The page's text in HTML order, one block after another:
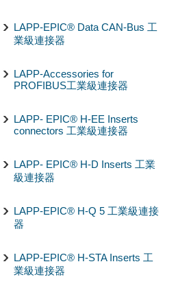
LAPP-EPIC® Data CAN-Bus 工
業級連接器
LAPP-Accessories for
PROFIBUS工業級連接器
LAPP- EPIC® H-EE Inserts
connectors 工業級連接器
LAPP- EPIC® H-D Inserts 工業
級連接器
LAPP-EPIC® H-Q 5 工業級連接
器
LAPP-EPIC® H-STA Inserts 工
業級連接器